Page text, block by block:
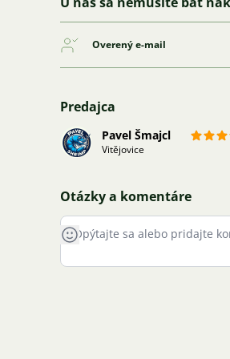
Overený e-mail
Predajca
Pavel Šmajcl
Vitějovice
Otázky a komentáre